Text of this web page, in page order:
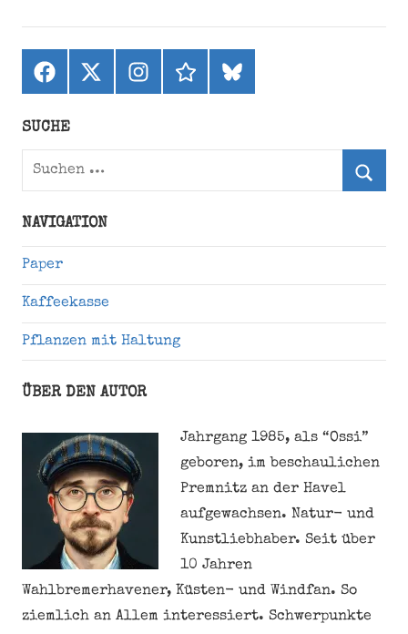
Facebook
X
(ehemals
Instagramthreadsbluesky
SUCHE
Suchen
nach:
NAVIGATION
Paper
Kaffeekasse
Pflanzen mit Haltung
ÜBER DEN AUTOR
Jahrgang 1985, als “Ossi”
geboren, im beschaulichen
Premnitz an der Havel
aufgewachsen. Natur- und
Kunstliebhaber. Seit über
10 Jahren
Wahlbremerhavener, Küsten- und Windfan. So
ziemlich an Allem interessiert. Schwerpunkte